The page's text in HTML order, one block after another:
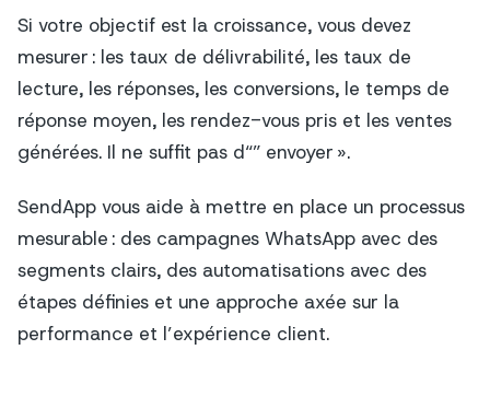
Si votre objectif est la croissance, vous devez
mesurer : les taux de délivrabilité, les taux de
lecture, les réponses, les conversions, le temps de
réponse moyen, les rendez-vous pris et les ventes
générées. Il ne suffit pas d“” envoyer ».
SendApp vous aide à mettre en place un processus
mesurable : des campagnes WhatsApp avec des
segments clairs, des automatisations avec des
étapes définies et une approche axée sur la
performance et l’expérience client.